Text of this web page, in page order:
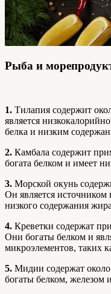
Рыба и
1. Тилапия содержит
является
белка и низким
2. Камбала содержит
богата белком и имеет
3. Морской окунь
Он является источником
низкого содержания
4. Креветки содержат
Они богаты белком и
микроэлементов, таких
5. Мидии содержат
богаты белком, железом